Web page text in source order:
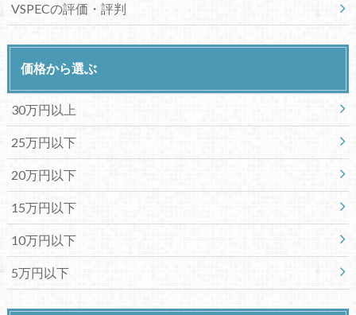
VSPECの評価・評判
価格から選ぶ
30万円以上
25万円以下
20万円以下
15万円以下
10万円以下
5万円以下